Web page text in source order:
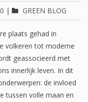
0 | GREEN BLOG
plaats gehad in
volkeren tot moderne
geassocieerd met
innerlijk leven. In dit
de invloed
tussen volle maan en